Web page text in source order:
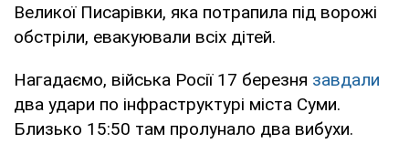
Великої Писарівки, яка потрапила під ворожі
обстріли, евакуювали всіх дітей.
Нагадаємо, війська Росії 17 березня завдали
два удари по інфраструктурі міста Суми.
Близько 15:50 там пролунало два вибухи.